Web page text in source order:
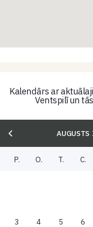
Kalendārs ar
Ventspilī un
AUGUSTS
P. O. T. C.
3 4 5 6